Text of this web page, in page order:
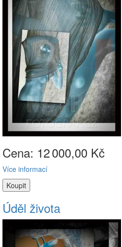
Cena: 12000,00 Kč
Více informací
Úděl života